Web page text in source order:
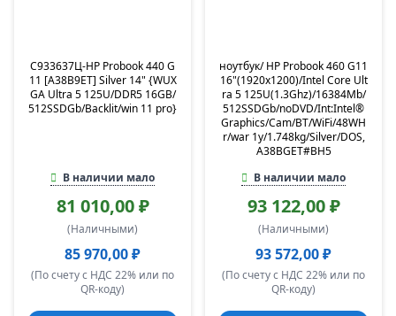
C933637Ц-HP Probook 440 G
11 [A38B9ET] Silver 14" {WUX
GA Ultra 5 125U/DDR5 16GB/
512SSDGb/Backlit/win 11 pro}
В наличии мало
81 010,00 ₽
(Наличными)
85 970,00 ₽
(По счету с НДС 22% или по
QR-коду)
ноутбук/ HP Probook 460 G11
16"(1920x1200)/Intel Core Ult
ra 5 125U(1.3Ghz)/16384Mb/
512SSDGb/noDVD/Int:Intel®
Graphics/Cam/BT/WiFi/48WH
r/war 1y/1.748kg/Silver/DOS,
A38BGET#BH5
В наличии мало
93 122,00 ₽
(Наличными)
93 572,00 ₽
(По счету с НДС 22% или по
QR-коду)